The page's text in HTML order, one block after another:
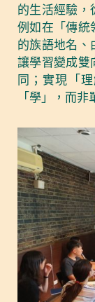
的生活經驗，
例如在「傳統
的族語地名、
讓學習變成雙
同；實現「
「學」，而非